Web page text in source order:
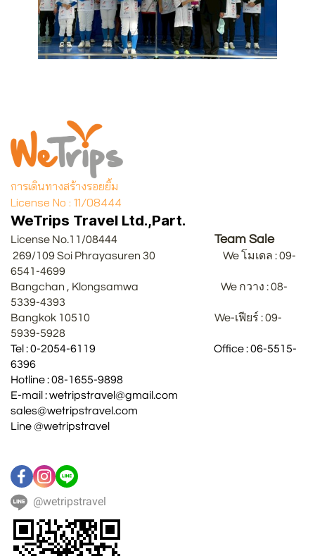
การเดินทางสร้างรอยยิ้ม
License No : 11/08444
WeTrips Travel Ltd.,Part.
License No.11/08444 Team Sale
269/109 Soi Phrayasuren 30 We โมเดล : 09-
6541-4699
Bangchan , Klongsamwa We กวาง : 08-
5339-4393
Bangkok 10510 We-เฟียร์ : 09-
5939-5928
Tel : 0-2054-6119 Office : 06-5515-
6396
Hotline : 08-1655-9898
E-mail : wetripstravel@gmail.com
sales@wetripstravel.com
Line @wetripstravel
@wetripstravel